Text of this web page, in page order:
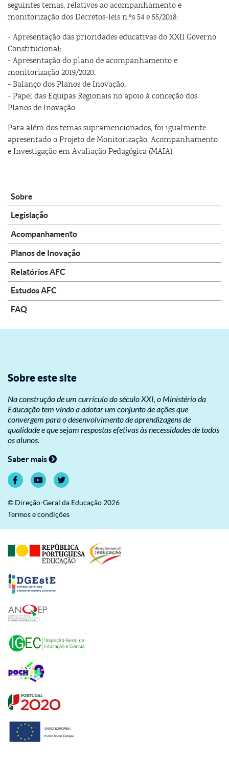
seguintes temas, relativos ao acompanhamento e
monitorização dos Decretos-leis n.ºs 54 e 55/2018:
- Apresentação das prioridades educativas do XXII Governo
Constitucional;
- Apresentação do plano de acompanhamento e
monitorização 2019/2020;
- Balanço dos Planos de Inovação;
- Papel das Equipas Regionais no apoio à conceção dos
Planos de Inovação.
Para além dos temas supramencionados, foi igualmente
apresentado o Projeto de Monitorização, Acompanhamento
e Investigação em Avaliação Pedagógica (MAIA).
Sobre
Legislação
Acompanhamento
Planos de Inovação
Relatórios AFC
Estudos AFC
FAQ
Sobre este site
Na construção de um currículo do século XXI, o Ministério da
Educação tem vindo a adotar um conjunto de ações que
convergem para o desenvolvimento de aprendizagens de
qualidade e que sejam respostas efetivas às necessidades de todos
os alunos.
Saber mais
© Direção-Geral da Educação 2026
Termos e condições